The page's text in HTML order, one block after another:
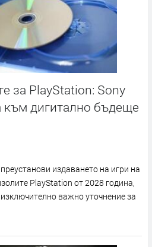
за PlayStation: Sony
към дигитално бъдеще
издаването на игри на
PlayStation от 2028 година,
важно уточнение за